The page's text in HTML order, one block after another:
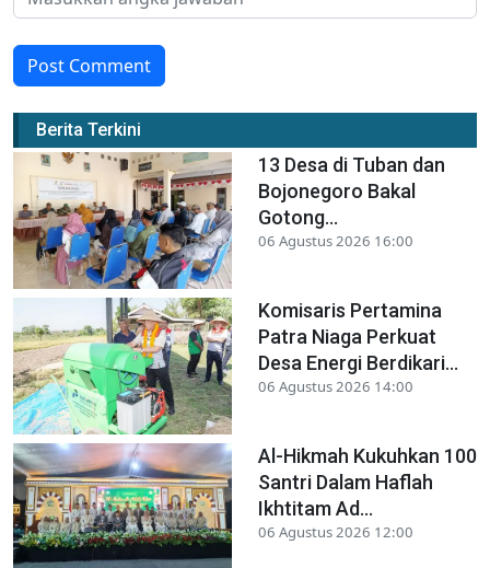
Post Comment
Berita Terkini
13 Desa di Tuban dan
Bojonegoro Bakal
Gotong...
06 Agustus 2026 16:00
Komisaris Pertamina
Patra Niaga Perkuat
Desa Energi Berdikari...
06 Agustus 2026 14:00
Al-Hikmah Kukuhkan 100
Santri Dalam Haflah
Ikhtitam Ad...
06 Agustus 2026 12:00